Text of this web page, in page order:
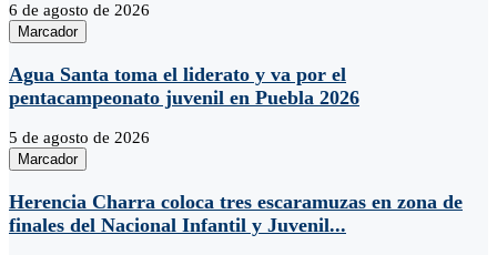
6 de agosto de 2026
Marcador
Agua Santa toma el liderato y va por el
pentacampeonato juvenil en Puebla 2026
5 de agosto de 2026
Marcador
Herencia Charra coloca tres escaramuzas en zona de
finales del Nacional Infantil y Juvenil...